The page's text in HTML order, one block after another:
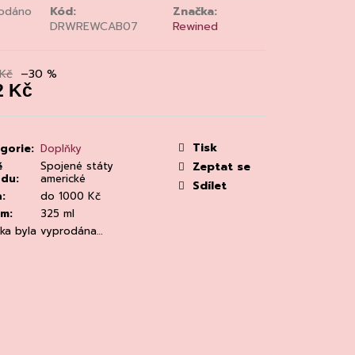
Kód:
DRWREWCAB07
Značka:
Rewined
–30 %
Kč
: Doplňky
:
Spojené státy
americké
:
do 1000 Kč
:
325 ml
byla vyprodána…
Tisk
Zeptat se
Sdílet
'ALZIPRATU